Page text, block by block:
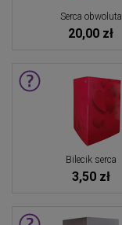
Serca obwoluta
20,00 zł
Bilecik serca
3,50 zł